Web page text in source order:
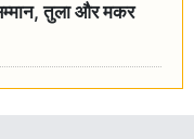
तुला और मकर